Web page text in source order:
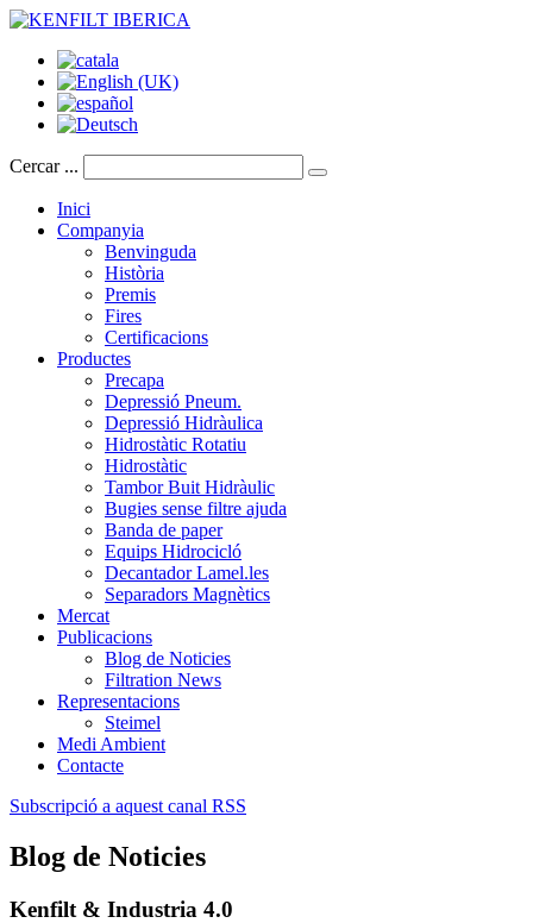
Cercar ...
Inici
Companyia
Benvinguda
Història
Premis
Fires
Certificacions
Productes
Precapa
Depressió Pneum.
Depressió Hidràulica
Hidrostàtic Rotatiu
Hidrostàtic
Tambor Buit Hidràulic
Bugies sense filtre ajuda
Banda de paper
Equips Hidrocicló
Decantador Lamel.les
Separadors Magnètics
Mercat
Publicacions
Blog de Noticies
Filtration News
Representacions
Steimel
Medi Ambient
Contacte
Subscripció a aquest canal RSS
Blog de Noticies
Kenfilt & Industria 4.0